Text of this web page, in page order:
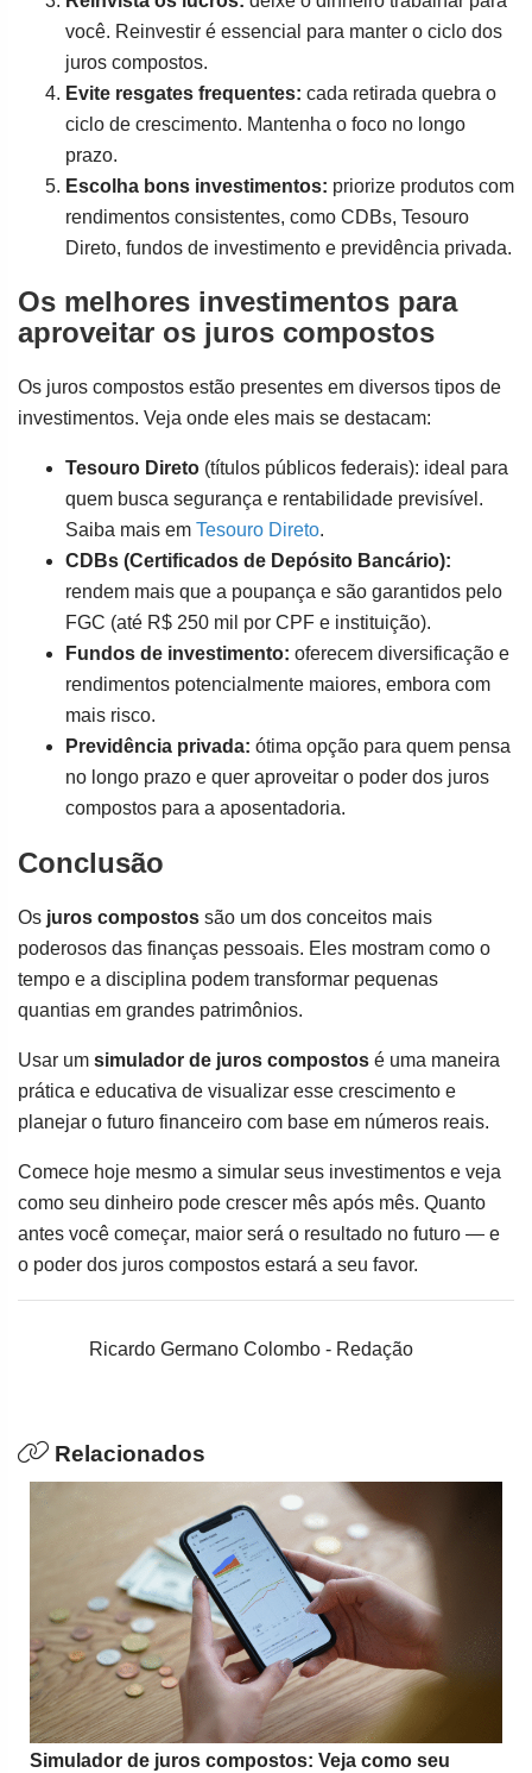
você. Reinvestir é essencial para manter o ciclo dos
juros compostos.
Evite resgates frequentes: cada retirada quebra o
ciclo de crescimento. Mantenha o foco no longo
prazo.
Escolha bons investimentos: priorize produtos com
rendimentos consistentes, como CDBs, Tesouro
Direto, fundos de investimento e previdência privada.
Os melhores investimentos para
aproveitar os juros compostos
Os juros compostos estão presentes em diversos tipos de
investimentos. Veja onde eles mais se destacam:
Tesouro Direto (títulos públicos federais): ideal para
quem busca segurança e rentabilidade previsível.
Saiba mais em Tesouro Direto.
CDBs (Certificados de Depósito Bancário):
rendem mais que a poupança e são garantidos pelo
FGC (até R$ 250 mil por CPF e instituição).
Fundos de investimento: oferecem diversificação e
rendimentos potencialmente maiores, embora com
mais risco.
Previdência privada: ótima opção para quem pensa
no longo prazo e quer aproveitar o poder dos juros
compostos para a aposentadoria.
Conclusão
Os juros compostos são um dos conceitos mais
poderosos das finanças pessoais. Eles mostram como o
tempo e a disciplina podem transformar pequenas
quantias em grandes patrimônios.
Usar um simulador de juros compostos é uma maneira
prática e educativa de visualizar esse crescimento e
planejar o futuro financeiro com base em números reais.
Comece hoje mesmo a simular seus investimentos e veja
como seu dinheiro pode crescer mês após mês. Quanto
antes você começar, maior será o resultado no futuro — e
o poder dos juros compostos estará a seu favor.
Ricardo Germano Colombo - Redação
Relacionados
Simulador de juros compostos: Veja como seu